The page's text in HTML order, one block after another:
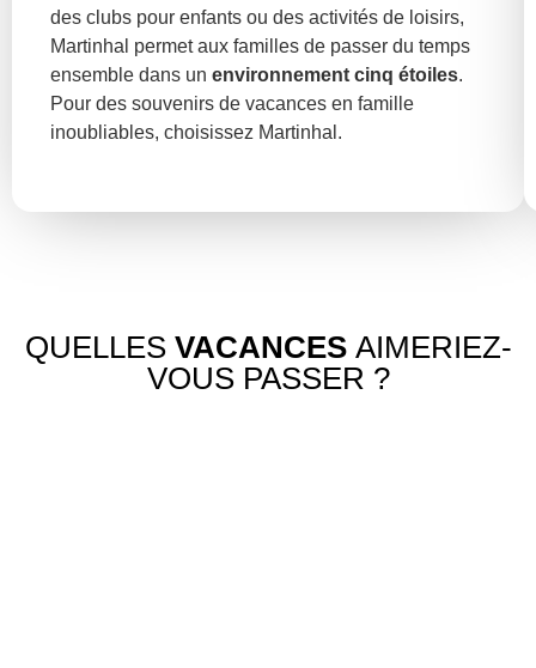
des clubs pour enfants ou des activités de loisirs,
Martinhal permet aux familles de passer du temps
ensemble dans un environnement cinq étoiles.
Pour des souvenirs de vacances en famille
inoubliables, choisissez Martinhal.
QUELLES VACANCES AIMERIEZ-
VOUS PASSER ?